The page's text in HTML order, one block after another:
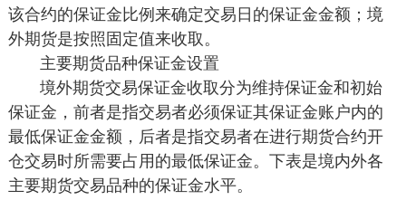
该合约的保证金比例来确定交易日的保证金金额；境
外期货是按照固定值来收取。
主要期货品种保证金设置
境外期货交易保证金收取分为维持保证金和初始
保证金，前者是指交易者必须保证其保证金账户内的
最低保证金金额，后者是指交易者在进行期货合约开
仓交易时所需要占用的最低保证金。下表是境内外各
主要期货交易品种的保证金水平。